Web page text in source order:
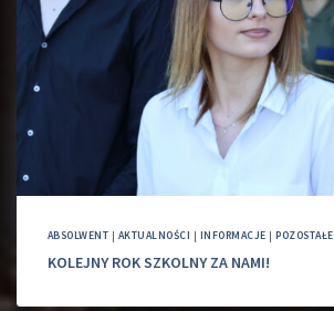
ABSOLWENT | AKTUALNOŚCI | INFORMACJE |POZOSTAŁE
KOLEJNY ROK SZKOLNY ZA NAMI!